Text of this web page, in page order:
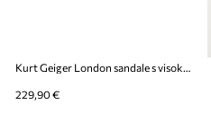
Kurt Geiger London sandale s visokom potpeticom Lobster Sandal Blue Fabric
229,90 €